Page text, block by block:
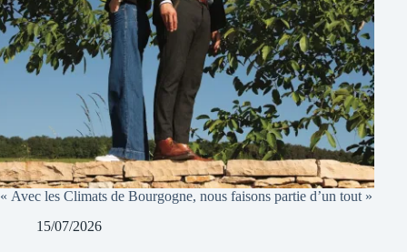
« Avec les Climats de Bourgogne, nous faisons partie d’un tout »
15/07/2026